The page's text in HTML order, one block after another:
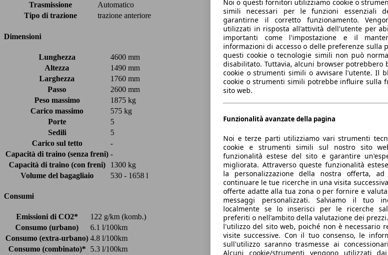
Trasmissione
Automatico
Tipo di trazione
trazione anteriore
Dimensioni
Lunghezza
4600 mm
Altezza
1490 mm
Larghezza
1760 mm
Passo
2600 mm
Peso massimo
1875 kg
Carico massimo
575 kg
Porte
5
Sedili
5
Carico sul tetto
-
Capacità di traino (senza freni) -
Capacità di traino (con freni)
1300 kg
Volume del bagagliaio
530 - 1658 l
Consumi
Emissioni di CO2*
122 g/km (komb.)
Consumo (urbano)
6.1 l/100km
Consumo (extra-urbano) 4.8 l/100km
Consumo (combinato)*
5.3 l/100km
Noi o questi fornitori utilizziamo cookie o
simili necessari per le funzioni essenziali
garantirne il corretto funzionamento.
utilizzati in risposta all'attività dell'utente per
importanti come l'impostazione e il
informazioni di accesso o delle preferenze sulla
questi cookie o tecnologie simili non può
disabilitato. Tuttavia, alcuni browser potrebbero
cookie o strumenti simili o avvisare l'utente. Il
cookie o strumenti simili potrebbe influire sulla
sito web.
Funzionalità avanzate della pagina
Noi e terze parti utilizziamo vari strumenti
cookie e strumenti simili sul nostro sito
funzionalità estese del sito e garantire
migliorata. Attraverso queste funzionalità
la personalizzazione della nostra offerta, ad
continuare le tue ricerche in una visita
offerte adatte alla tua zona o per fornire e
messaggi personalizzati. Salviamo il tuo
localmente se lo inserisci per le ricerche
preferiti o nell'ambito della valutazione dei
l'utilizzo del sito web, poiché non è necessario
visite successive. Con il tuo consenso, le
sull'utilizzo saranno trasmesse ai
Alcuni cookie/strumenti vengono utilizzati